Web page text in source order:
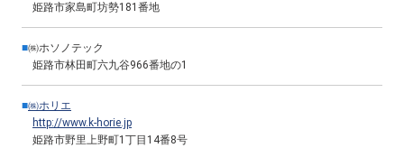
姫路市家島町坊勢181番地
■㈱ホソノテック
姫路市林田町六九谷966番地の1
■㈱ホリエ
http://www.k-horie.jp
姫路市野里上野町1丁目14番8号